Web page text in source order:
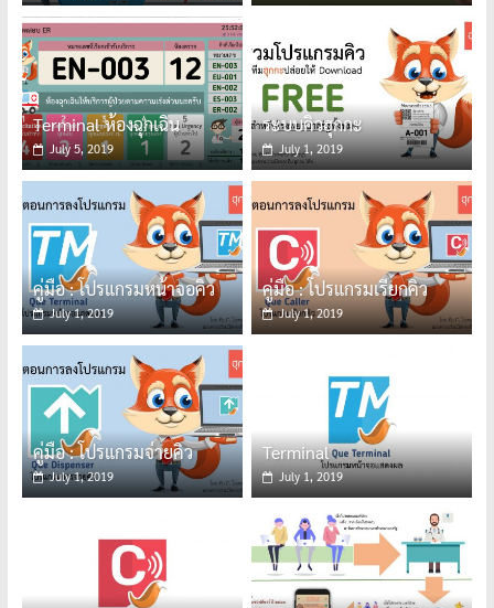
Terminal ห้องฉุกเฉิน
July 5, 2019
ระบบคิวฮุกกะ
July 1, 2019
คู่มือ : โปรแกรมหน้าจอคิว
July 1, 2019
คู่มือ : โปรแกรมเรียกคิว
July 1, 2019
คู่มือ : โปรแกรมจ่ายคิว
July 1, 2019 July 1, 2019
ฮุกกะ101